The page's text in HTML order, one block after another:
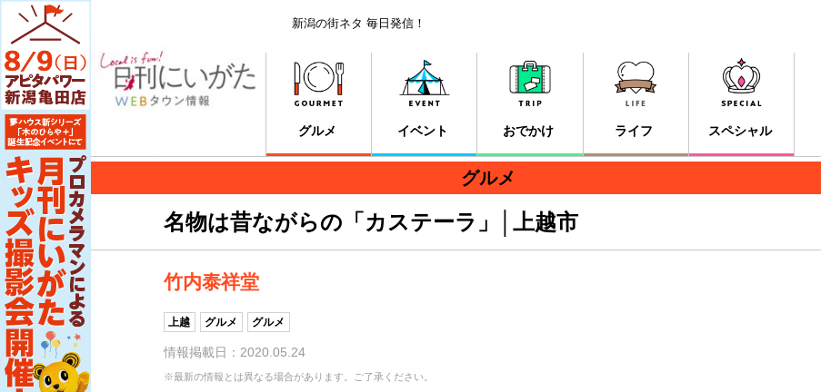
新潟の街ネタ 毎日発信！
グルメ イベント おでかけ ライフ スペシャル
グルメ
名物は昔ながらの「カステーラ」│上越市
竹内泰祥堂
上越 グルメ グルメ
情報掲載日：2020.05.24
※最新の情報とは異なる場合があります。ご了承ください。